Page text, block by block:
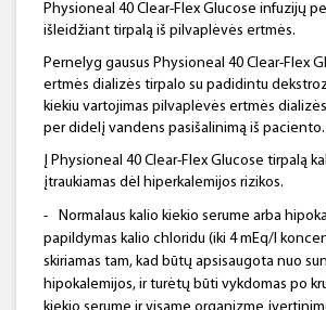
Physioneal 40 Clear-Flex Glucose infuzijų
išleidžiant tirpalą iš pilvaplėvės ertmės.
Pernelyg gausus Physioneal 40 Clear-Flex
ertmės dializės tirpalo su padidintu
kiekiu vartojimas pilvaplėvės ertmės
per didelį vandens pasišalinimą iš paciento.
Į Physioneal 40 Clear-Flex Glucose tirpalą
įtraukiamas dėl hiperkalemijos rizikos.
-
Normalaus kalio kiekio serume arba
papildymas kalio chloridu (iki 4 mEq/l
skiriamas tam, kad būtų apsisaugota nuo
hipokalemijos, ir turėtų būti vykdomas po